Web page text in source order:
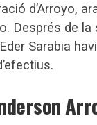
d’Arroyo,
Després de
Sarabia